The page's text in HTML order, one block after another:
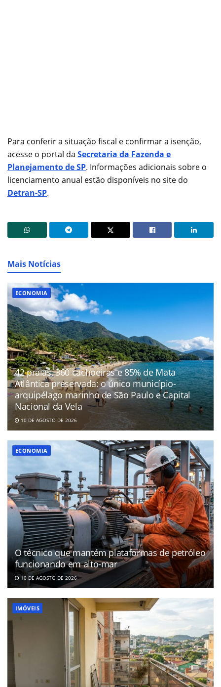
Para conferir a situação fiscal e confirmar a isenção,
acesse o portal da Secretaria da Fazenda e
Planejamento de SP. Informações adicionais sobre o
licenciamento anual estão disponíveis no site do
Detran-SP.
Mais Notícias
ECONOMIA
42 praias, 360 cachoeiras e 85% de Mata
Atlântica preservada: o único município-
arquipélago marinho de São Paulo e Capital
Nacional da Vela
10 DE AGOSTO DE 2026
ECONOMIA
O técnico que mantém plataformas de petróleo
funcionando em alto-mar
10 DE AGOSTO DE 2026
IMÓVEIS